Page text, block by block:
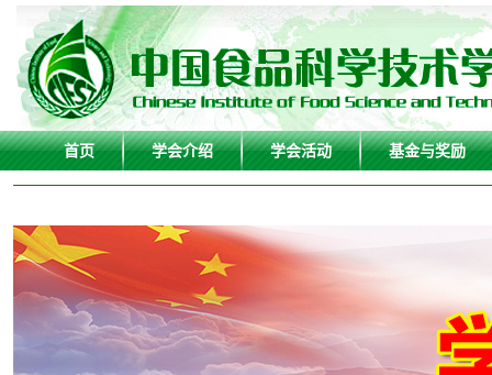
首页 学会介绍 学会活动 基金与奖励